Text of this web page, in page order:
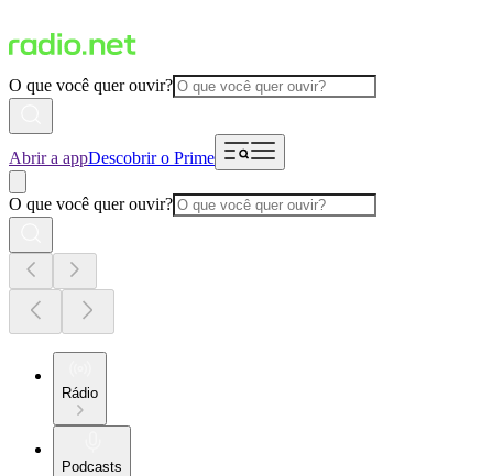
O que você quer ouvir?
Abrir a appDescobrir o Prime
O que você quer ouvir?
Rádio
Podcasts